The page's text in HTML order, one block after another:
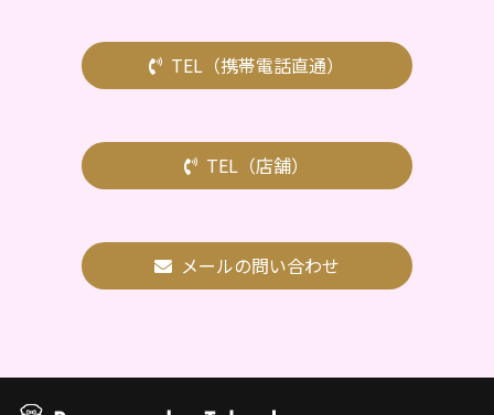
TEL（携帯電話直通）
TEL（店舗）
メールの問い合わせ